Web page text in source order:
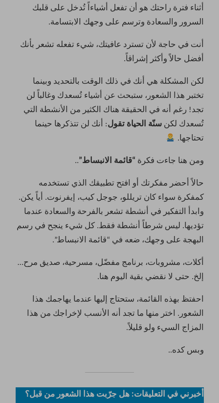
أثناء فترة راحتك هو أن تفعل أشياءاً تُدخل على قلبك
السرور والسعادة وترسم على وجهك الابتسامة.
أنت في حاجة لأن تسترد عافيتك، شيء تفعله تشعر بأنك
أفضل حالاً وأكثر إشراقاً.
لكن المشكلة هي أنك في ذلك الوقت بالتحديد وبينما
تختبر هذا الشعور، ستبحث عن أشياء تُسعدك وغالباً لن
تجد! رغم أنه في الحقيقة هناك الكثير من الأنشطة التي
تُسعدك لكنسنّة الحياة تقول: أنك لن تتذكرها حينما
تحتاجها.
ومن هنا جاءت فكرة “قائمة الانبساط”..
حالاً أحضر مفكرتك أو افتح تطبيقك الذي تستخدمه
كمفكرة سواء كان تريللو، جوجل كيب، إيفرنوت. أياً يكن.
وابدأ التفكير في أنشطة تشعر بالفرحة والسعادة عندما
تؤديها. ليس شرطاً أنشطة فقط. كل شيء ينجح في رسم
البهجة على وجهك، ضعه في “قائمة الانبساط”.
أكلات، مشروبات، برنامج مفضّل، مسرحية، صديق مرح…
إلخ. حتى لا نقضي بقية اليوم هنا.
احفتظ بهذه القائمة، ستحتاج إليها عندما يهاجمك هذا
الشعور. اختر منها ما تجد أنه الأنسب لإخراجك من هذا
المزاج السيء ولو قليلاً.
وبس كده..
أخبرني في التعليقات: هل جرّبت هذا الشعور من قبل؟